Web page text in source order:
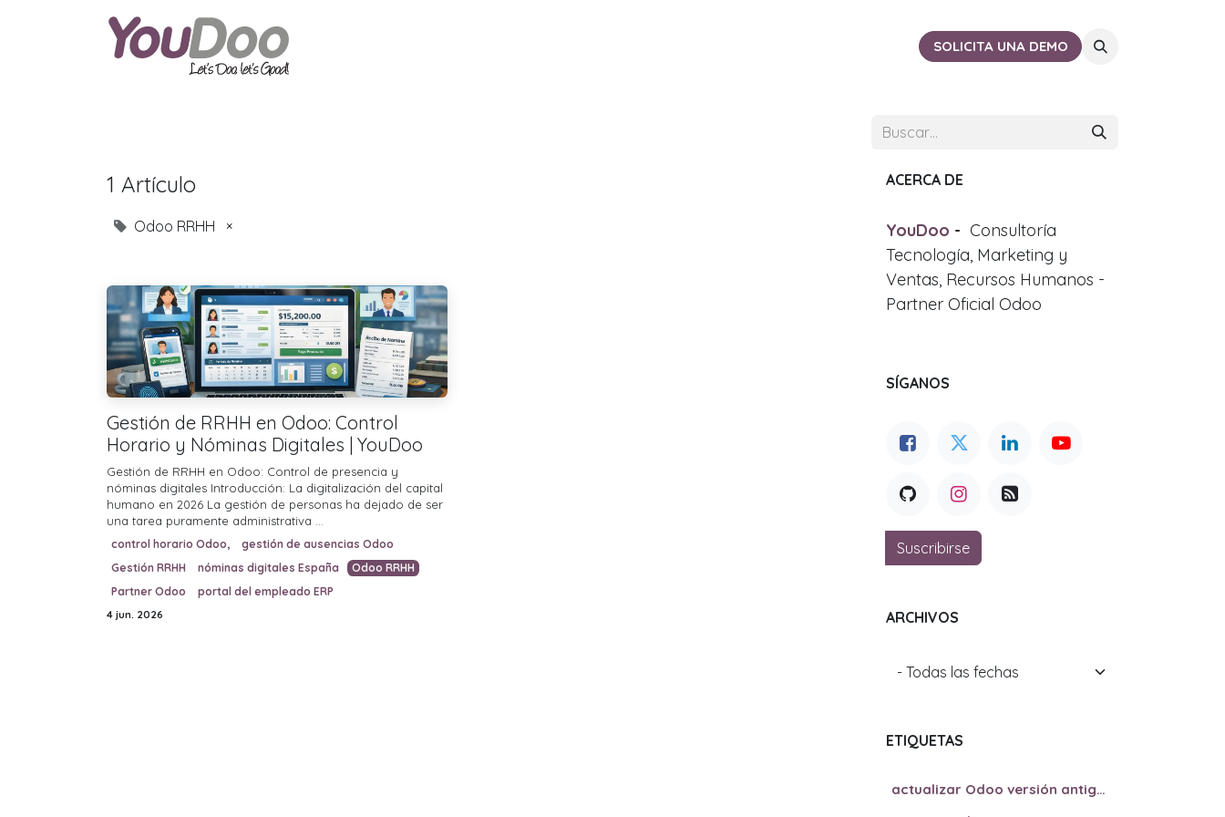
CERCA DE TISOLICITA UNA DEMO
1 Artículo
Odoo RRHH ×
Gestión de RRHH en Odoo: Control
Horario y Nóminas Digitales | YouDoo
Gestión de RRHH en Odoo: Control de presencia y
nóminas digitales Introducción: La digitalización del capital
humano en 2026 La gestión de personas ha dejado de ser
una tarea puramente administrativa ...
control horario Odoo,
gestión de ausencias Odoo
Gestión RRHH
nóminas digitales España
Odoo RRHH
Partner Odoo
portal del empleado ERP
4 jun. 2026
ACERCA DE
YouDoo - Consultoría
Tecnología, Marketing y
Ventas, Recursos Humanos -
Partner Oficial Odoo
SÍGANOS
Suscribirse
ARCHIVOS
ETIQUETAS
actualizar Odoo versión antigua